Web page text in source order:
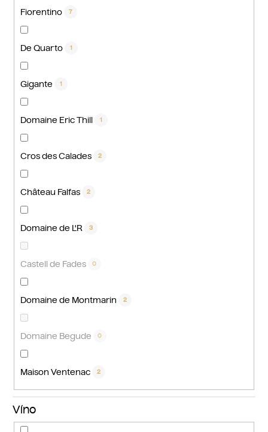
Fiorentino 7
De Quarto 1
Gigante 1
Domaine Eric Thill 1
Cros des Calades 2
Château Falfas 2
Domaine de L'R 3
Castell de Fades 0
Domaine de Montmarin 2
Domaine Begude 0
Maison Ventenac 2
Víno